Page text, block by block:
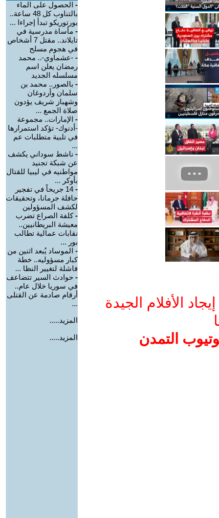
الأفلام الجيدة
التمدن
- الحصول على الماء
بالتناوب كل 48 ساعة..
بورتوريكو تبدأ إجراءا ...
- مأساة مدرسية في
تايلاند.. مقتل 7 أشخاص
في هجوم مسلح
- -عشماوي-.. محمد
رمضان يعلن اسم
مسلسله الجديد
- بالصور.. محمد بن
سلمان وأردوغان
وشهباز شريف يؤدون
صلاة الجمع ...
- الإمارات.. مجموعة
-أدنوك- تؤكد استمرارها
في تلبية متطلبات عم
...
- ناشط سوداني يكشف
عن شبكة تجنيد
مواطنيه في ليبيا للقتال
بأوكر ...
-
14 جريحاً في تفجير
حافلة جرمانا، وتحقيقات
لكشف المسؤولين
-كلفة الصراع تضرب
معيشة البريطانيين..
نقابات عمالية تطالب
بور ...
- الموساد يُبعد اثنين من
كبار مسؤوليه.. خطة
فاشلة لتغيير النظا ...
- حوادث السير تتضاعف
في سوريا خلال عام..
أرقام صادمة عن القتلى
...
المزيد.....
المزيد.....